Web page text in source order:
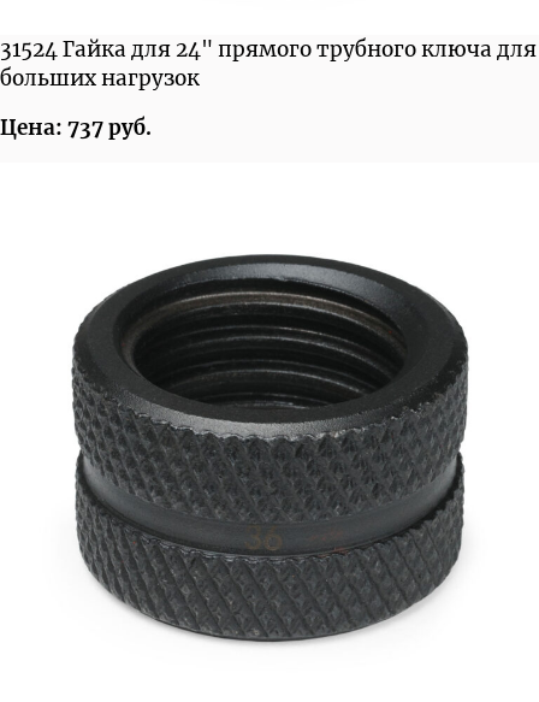
31524 Гайка для 24" прямого трубного ключа для
больших нагрузок
Цена: 737 руб.